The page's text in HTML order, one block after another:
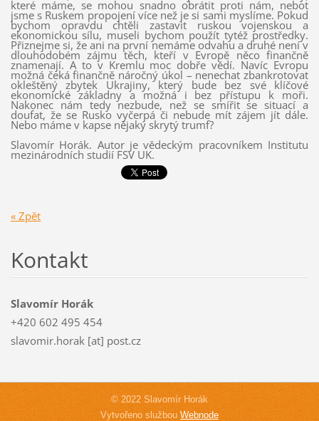
které máme, se mohou snadno obrátit proti nám, neboť
jsme s Ruskem propojení více než je si sami myslíme. Pokud
bychom opravdu chtěli zastavit ruskou vojenskou a
ekonomickou sílu, museli bychom použít tytéž prostředky.
Přiznejme si, že ani na první nemáme odvahu a druhé není v
dlouhodobém zájmu těch, kteří v Evropě něco finančně
znamenají. A to v Kremlu moc dobře vědí. Navíc Evropu
možná čeká finančně náročný úkol – nenechat zbankrotovat
okleštěný zbytek Ukrajiny, který bude bez své klíčové
ekonomické základny a možná i bez přístupu k moři.
Nakonec nám tedy nezbude, než se smířit se situací a
doufat, že se Rusko vyčerpá či nebude mít zájem jít dále.
Nebo máme v kapse nějaký skrytý trumf?
Slavomír Horák. Autor je vědeckým pracovníkem Institutu
mezinárodních studií FSV UK.
« Zpět
Kontakt
Slavomír Horák
+420 602 495 454
slavomir.horak [at] post.cz
© 2022 Slavomír Horák
Vytvořeno službouWebnode